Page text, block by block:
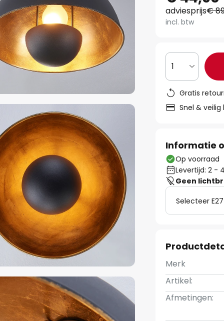
adviesprijs€
incl. btw
1
Gratis
Snel &
Informatie
Op voorraad
Levertijd: 2 -
Geen
Selecteer
Merk
Artikel:
Afmetingen: